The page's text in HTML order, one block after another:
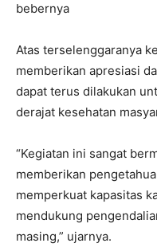
bebernya
Atas terselenggaranya
memberikan apresiasi
dapat terus dilakukan
derajat kesehatan
“Kegiatan ini sangat
memberikan
memperkuat kapasitas
mendukung
masing,” ujarnya.